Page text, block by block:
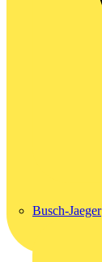
Busch-Jaeger